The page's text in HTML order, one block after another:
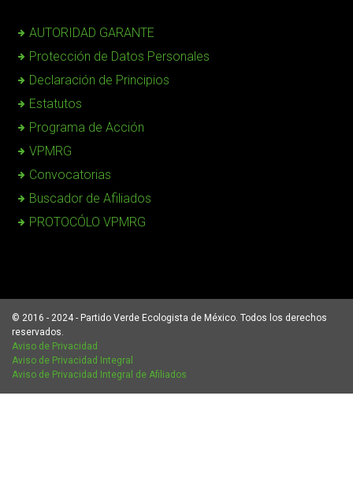
AUTORIDAD GARANTE
Protección de Datos Personales
Declaración de Principios
Estatutos
Programa de Acción
VPMRG
Convocatorias
Buscador de Afiliados
PROTOCÓLO VPMRG
© 2016 - 2024 - Partido Verde Ecologista de México. Todos los derechos
reservados.
Aviso de Privacidad
Aviso de Privacidad Integral
Aviso de Privacidad Integral de Afiliados